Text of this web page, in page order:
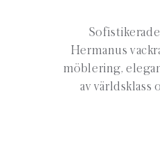
Hermanus
möblering,
av världsklass